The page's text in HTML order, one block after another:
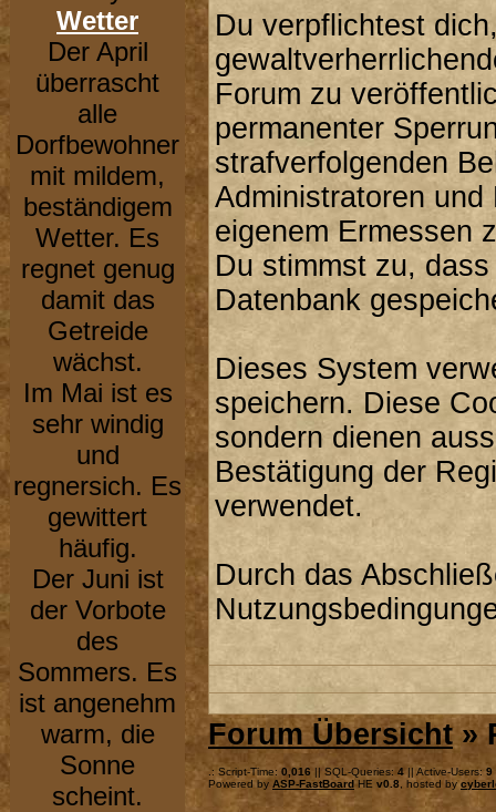
Wetter
Der April
überrascht
alle
Dorfbewohner
mit mildem,
beständigem
Wetter. Es
regnet genug
damit das
Getreide
wächst.
Im Mai ist es
sehr windig
und
regnersich. Es
gewittert
häufig.
Der Juni ist
der Vorbote
des
Sommers. Es
ist angenehm
warm, die
Sonne
scheint.
Du verpflichtest
Forum zu
permanenter
strafverfolgenden
Administratoren
eigenem Ermessen
Du stimmst zu,
Datenbank
Dieses System
speichern. Diese
sondern dienen
Bestätigung der
verwendet.
Durch das
Forum Übersicht»
.: Script-Time: 0,016 || SQL-Queries: 4 || Active-Users: 9
Powered by ASP-FastBoard HE v0.8 , hosted by